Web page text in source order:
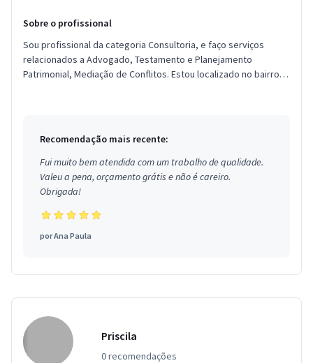
Sobre o profissional
Sou profissional da categoria Consultoria, e faço serviços
relacionados a Advogado, Testamento e Planejamento
Patrimonial, Mediação de Conflitos. Estou localizado no bairro
Recomendação mais recente:
Fui muito bem atendida com um trabalho de qualidade.
Valeu a pena, orçamento grátis e não é careiro.
Obrigada!
porAna Paula
Priscila
0 recomendações